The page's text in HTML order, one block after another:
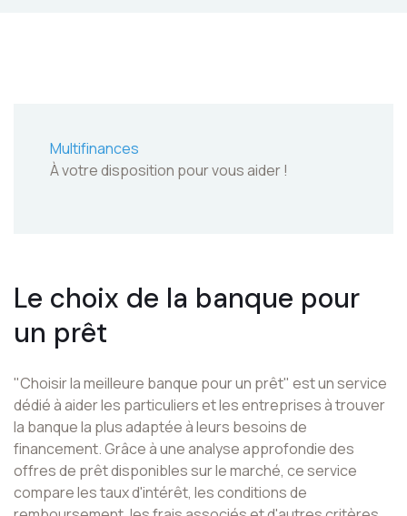
Multifinances
À votre disposition pour vous aider !
Le choix de la banque pour
un prêt
"Choisir la meilleure banque pour un prêt" est un service
dédié à aider les particuliers et les entreprises à trouver
la banque la plus adaptée à leurs besoins de
financement. Grâce à une analyse approfondie des
offres de prêt disponibles sur le marché, ce service
compare les taux d'intérêt, les conditions de